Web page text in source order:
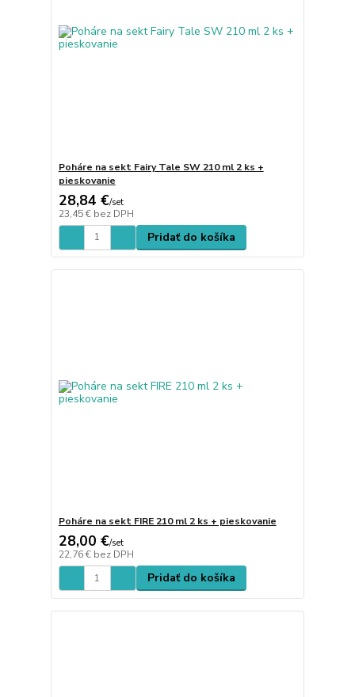
Poháre na sekt Fairy Tale SW 210 ml 2 ks +
pieskovanie
28,84 €/set
23,45 € bez DPH
Pridať do košíka
Poháre na sekt FIRE 210 ml 2 ks + pieskovanie
28,00 €/set
22,76 € bez DPH
Pridať do košíka